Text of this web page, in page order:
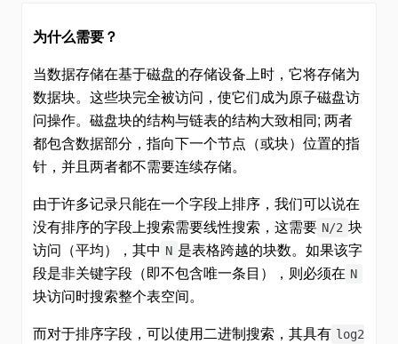
为什么需要？
当数据存储在基于磁盘的存储设备上时，它将存储为
数据块。这些块完全被访问，使它们成为原子磁盘访
问操作。磁盘块的结构与链表的结构大致相同; 两者
都包含数据部分，指向下一个节点（或块）位置的指
针，并且两者都不需要连续存储。
由于许多记录只能在一个字段上排序，我们可以说在
没有排序的字段上搜索需要线性搜索，这需要 N/2 块
访问（平均），其中 N 是表格跨越的块数。如果该字
段是非关键字段（即不包含唯一条目），则必须在 N
块访问时搜索整个表空间。
而对于排序字段，可以使用二进制搜索，其具有 log2